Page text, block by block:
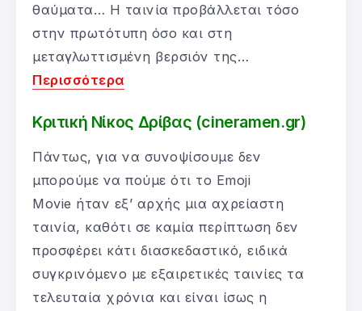
θαύματα… Η ταινία προβάλλεται τόσο
στην πρωτότυπη όσο και στη
μεταγλωττισμένη βερσιόν της…
Περισσότερα
Κριτική Νίκος Δρίβας (cineramen.gr)
Πάντως, για να συνοψίσουμε δεν
μπορούμε να πούμε ότι το Emoji
Movie ήταν εξ’ αρχής μια αχρείαστη
ταινία, καθότι σε καμία περίπτωση δεν
προσφέρει κάτι διασκεδαστικό, ειδικά
συγκρινόμενο με εξαιρετικές ταινίες τα
τελευταία χρόνια και είναι ίσως η